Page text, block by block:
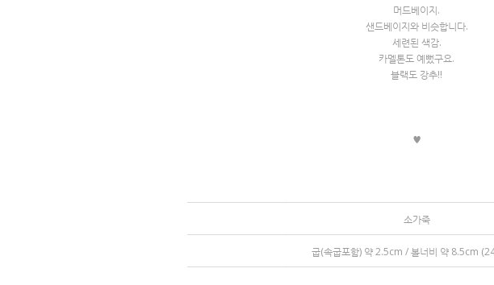
머드베이지.
샌드베이지와 비슷합니다.
세련된 색감.
카멜톤도 예뻤구요.
블랙도 강추!!
♥
소가죽
굽(속굽포함) 약 2.5cm / 볼너비 약 8.5cm